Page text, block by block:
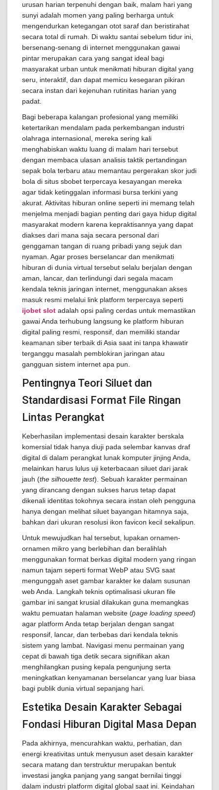
urusan harian terpenuhi dengan baik, malam hari yang
sunyi adalah momen yang paling berharga untuk
mengendurkan ketegangan otot saraf dan beristirahat
secara total di rumah. Di waktu santai sebelum tidur ini,
bersenang-senang di internet menggunakan gawai
pintar merupakan cara yang sangat ideal bagi
masyarakat urban untuk menikmati hiburan digital yang
seru, interaktif, dan dapat memicu kesegaran pikiran
secara instan dari kejenuhan rutinitas harian yang
padat.
Bagi beberapa kalangan profesional yang memiliki
ketertarikan mendalam pada perkembangan industri
olahraga internasional, mereka sering kali
menghabiskan waktu luang di malam hari tersebut
dengan membaca ulasan analisis taktik pertandingan
sepak bola terbaru atau memantau pergerakan skor judi
bola di situs sbobet terpercaya kesayangan mereka
agar tidak ketinggalan informasi bursa terkini yang
akurat. Aktivitas hiburan online seperti ini memang telah
menjelma menjadi bagian penting dari gaya hidup digital
masyarakat modern karena kepraktisannya yang dapat
diakses dari mana saja secara personal dari
genggaman tangan di ruang pribadi yang sejuk dan
nyaman. Agar proses berselancar dan menikmati
hiburan di dunia virtual tersebut selalu berjalan dengan
aman, lancar, dan terlindungi dari segala macam
kendala teknis jaringan internet, menggunakan akses
masuk resmi melalui link platform terpercaya seperti
ijobet slot adalah opsi paling cerdas untuk memastikan
gawai Anda terhubung langsung ke platform hiburan
digital paling resmi, responsif, dan memiliki standar
keamanan siber terbaik di Asia saat ini tanpa khawatir
terganggu masalah pemblokiran jaringan atau
gangguan sistem internet apa pun.
Pentingnya Teori Siluet dan
Standardisasi Format File Ringan
Lintas Perangkat
Keberhasilan implementasi desain karakter berskala
komersial tidak hanya diuji pada selembar kanvas draf
digital di dalam perangkat lunak komputer jinjing Anda,
melainkan harus lulus uji keterbacaan siluet dari jarak
jauh (the silhouette test). Sebuah karakter permainan
yang dirancang dengan sukses harus tetap dapat
dikenali identitas tokohnya secara instan oleh pengguna
hanya dengan melihat siluet bayangan hitamnya saja,
bahkan dari ukuran resolusi ikon favicon kecil sekalipun.
Untuk mewujudkan hal tersebut, lupakan ornamen-
ornamen mikro yang berlebihan dan beralihlah
menggunakan format berkas digital modern yang ringan
namun tajam seperti format WebP atau SVG saat
mengunggah aset gambar karakter ke dalam susunan
web Anda. Langkah teknis optimalisasi ukuran file
gambar ini sangat krusial dilakukan guna memangkas
waktu pemuatan halaman website (page loading speed)
agar platform Anda tetap berjalan dengan sangat
responsif, lancar, dan terbebas dari kendala teknis
sistem yang lambat. Navigasi menu permainan yang
cepat di bawah tiga detik secara signifikan akan
menghilangkan pusing kepala pengunjung serta
meningkatkan kenyamanan berselancar yang luar biasa
bagi publik dunia virtual sepanjang hari.
Estetika Desain Karakter Sebagai
Fondasi Hiburan Digital Masa Depan
Pada akhirnya, mencurahkan waktu, perhatian, dan
energi kreativitas untuk menyusun aset desain karakter
secara matang dan terstruktur merupakan bentuk
investasi jangka panjang yang sangat bernilai tinggi
dalam industri platform digital global saat ini. Keindahan